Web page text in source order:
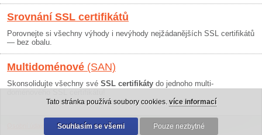
Srovnání SSL certifikátů
Porovnejte si všechny výhody i nevýhody nejžádanějších SSL certifikátů
— bez obalu.
Multidoménové (SAN)
Skonsolidujte všechny své SSL certifikáty do jednoho multi-
Obchodní podmínky|30 dní záruka
Tato stránka používá soubory cookies. více informací
Souhlasím se všemi Pouze nezbytné